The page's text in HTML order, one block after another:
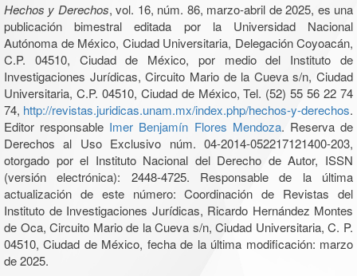
Hechos y Derechos, vol. 16, núm. 86, marzo-abril de 2025, es una
publicación bimestral editada por la Universidad Nacional
Autónoma de México, Ciudad Universitaria, Delegación Coyoacán,
C.P. 04510, Ciudad de México, por medio del Instituto de
Investigaciones Jurídicas, Circuito Mario de la Cueva s/n, Ciudad
Universitaria, C.P. 04510, Ciudad de México, Tel. (52) 55 56 22 74
74, http://revistas.juridicas.unam.mx/index.php/hechos-y-derechos.
Editor responsable Imer Benjamín Flores Mendoza. Reserva de
Derechos al Uso Exclusivo núm. 04-2014-052217121400-203,
otorgado por el Instituto Nacional del Derecho de Autor, ISSN
(versión electrónica): 2448-4725. Responsable de la última
actualización de este número: Coordinación de Revistas del
Instituto de Investigaciones Jurídicas, Ricardo Hernández Montes
de Oca, Circuito Mario de la Cueva s/n, Ciudad Universitaria, C. P.
04510, Ciudad de México, fecha de la última modificación: marzo
de 2025.